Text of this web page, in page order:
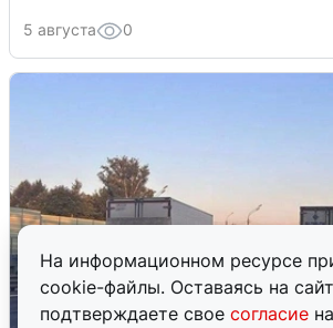
На информационном ресурсе
cookie-файлы. Оставаясь на
подтверждаете свое согласие
5 августа 0